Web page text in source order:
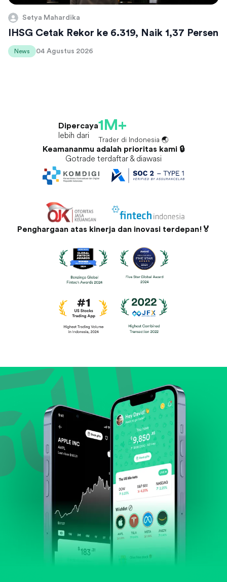
Setya Mahardika
IHSG Cetak Rekor ke 6.319, Naik 1,37 Persen
News 04 Agustus 2026
Dipercaya
lebih dari
1M+
Trader di Indonesia 🌏
Keamananmu adalah prioritas kami 🔒
Gotrade terdaftar & diawasi
Penghargaan atas kinerja dan inovasi terdepan!🏅